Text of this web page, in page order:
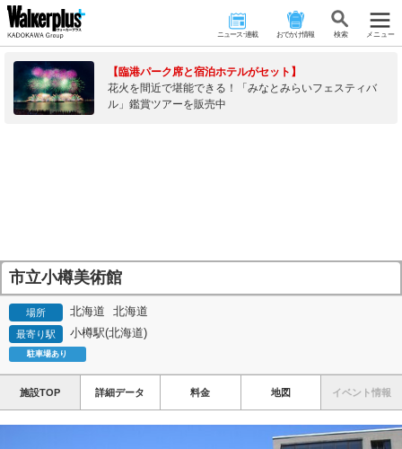
ニュース･連載 おでかけ情報 検 索 メニュー
【臨港パーク席と宿泊ホテルがセット】
花火を間近で堪能できる！「みなとみらいフェスティバ
ル」鑑賞ツアーを販売中
市立小樽美術館
場所 北海道 北海道
最寄り駅 小樽駅(北海道)
駐車場あり
施設TOP 詳細データ 料金 地図 イベント情報